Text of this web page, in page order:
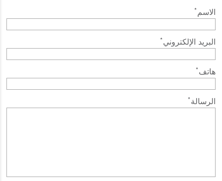
الاسم *
البريد الإلكتروني*
هاتف*
الرسالة*